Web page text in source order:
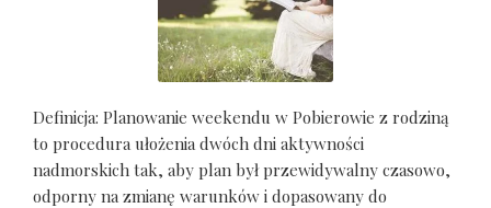
Definicja: Planowanie weekendu w Pobierowie z rodziną
to procedura ułożenia dwóch dni aktywności
nadmorskich tak, aby plan był przewidywalny czasowo,
odporny na zmianę warunków i dopasowany do